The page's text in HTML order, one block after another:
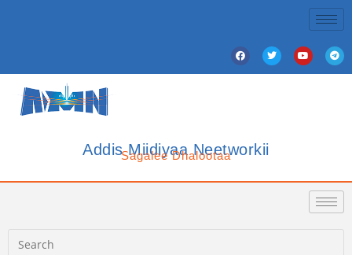
Addis Miidiyaa Neetworkii
Sagalee Dhalootaa